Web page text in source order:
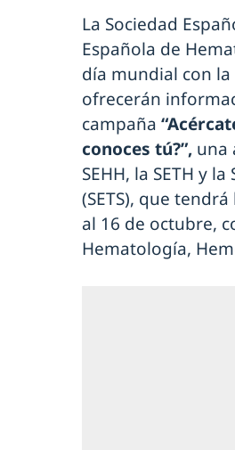
La Sociedad
Española de
día mundial con
ofrecerán
campaña
conoces tú?”, una
SEHH, la SETH y
(SETS), que
al 16 de octubre,
Hematología,